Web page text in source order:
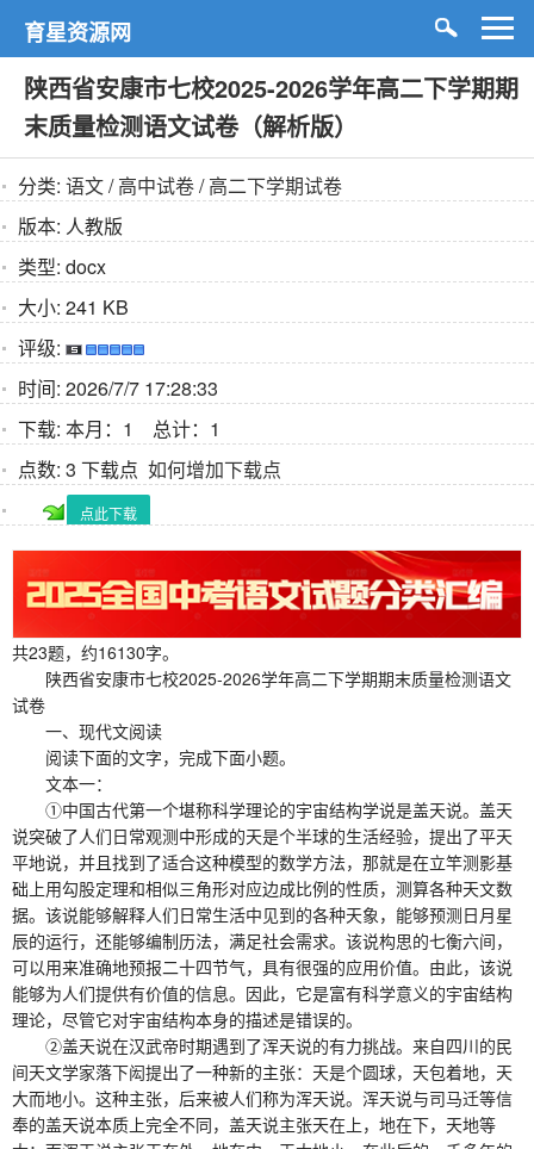
育星资源网
陕西省安康市七校2025-2026学年高二下学期期
末质量检测语文试卷（解析版）
分类: 语文/高中试卷/高二下学期试卷
版本: 人教版
类型: docx
大小: 241 KB
评级:
时间: 2026/7/7 17:28:33
下载: 本月：1 总计：1
点数: 3 下载点 如何增加下载点
点此下载
共23题，约16130字。
陕西省安康市七校2025-2026学年高二下学期期末质量检测语文
试卷
一、现代文阅读
阅读下面的文字，完成下面小题。
文本一：
①中国古代第一个堪称科学理论的宇宙结构学说是盖天说。盖天
说突破了人们日常观测中形成的天是个半球的生活经验，提出了平天
平地说，并且找到了适合这种模型的数学方法，那就是在立竿测影基
础上用勾股定理和相似三角形对应边成比例的性质，测算各种天文数
据。该说能够解释人们日常生活中见到的各种天象，能够预测日月星
辰的运行，还能够编制历法，满足社会需求。该说构思的七衡六间，
可以用来准确地预报二十四节气，具有很强的应用价值。由此，该说
能够为人们提供有价值的信息。因此，它是富有科学意义的宇宙结构
理论，尽管它对宇宙结构本身的描述是错误的。
②盖天说在汉武帝时期遇到了浑天说的有力挑战。来自四川的民
间天文学家落下闳提出了一种新的主张：天是个圆球，天包着地，天
大而地小。这种主张，后来被人们称为浑天说。浑天说与司马迁等信
奉的盖天说本质上完全不同，盖天说主张天在上，地在下，天地等